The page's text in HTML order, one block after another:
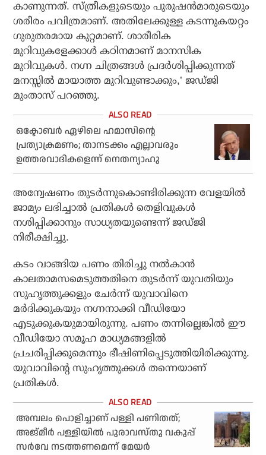
കാണുന്നത്. സ്ത്രീകളുടെയും പുരുഷൻമാരുടെയും
ശരീരം പവിത്രമാണ്. അതിലേക്കുള്ള കടന്നുകയറ്റം
ഗുരുതരമായ കുറ്റമാണ്. ശാരീരിക
മുറിവുകളേക്കാൾ കഠിനമാണ് മാനസിക
മുറിവുകൾ. നഗ്ന ചിത്രങ്ങൾ പ്രദർശിപ്പിക്കുന്നത്
മനസ്സിൽ മായാത്ത മുറിവുണ്ടാക്കും,’ ജഡ്ജി
മുംതാസ് പറഞ്ഞു.
ഒക്ടോബർ ഏഴിലെ ഹമാസിന്റെ
പ്രത്യാക്രമണം; താനടക്കം എല്ലാവരും
ഉത്തരവാദികളെന്ന് നെതന്യാഹു
അന്വേഷണം തുടർന്നുകൊണ്ടിരിക്കുന്ന വേളയിൽ
ജാമ്യം ലഭിച്ചാൽ പ്രതികൾ തെളിവുകൾ
നശിപ്പിക്കാനും സാധ്യതയുണ്ടെന്ന് ജഡ്ജി
നിരീക്ഷിച്ചു.
കടം വാങ്ങിയ പണം തിരിച്ചു നൽകാൻ
കാലതാമസമെടുത്തതിനെ തുടർന്ന് യുവതിയും
സുഹൃത്തുക്കളും ചേർന്ന് യുവാവിനെ
മർദിക്കുകയും നഗ്നനാക്കി വീഡിയോ
എടുക്കുകയുമായിരുന്നു. പണം തന്നില്ലെങ്കിൽ ഈ
വീഡിയോ സമൂഹ മാധ്യമങ്ങളിൽ
പ്രചരിപ്പിക്കുമെന്നും ഭീഷിണിപ്പെടുത്തിയിരിക്കുന്നു.
യുവാവിന്റെ സുഹൃത്തുക്കൾ തന്നെയാണ്
പ്രതികൾ.
അമ്പലം പൊളിച്ചാണ് പള്ളി പണിതത്;
അജ്മീർ പള്ളിയിൽ പുരാവസ്തു വകുപ്പ്
സര്‍വേ നടത്തണമെന്ന് മേയർ